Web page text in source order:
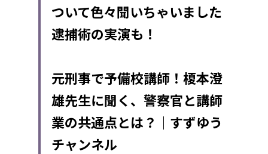
ついて色々聞いちゃいました
逮捕術の実演も！
元刑事で予備校講師！榎本澄
雄先生に聞く、警察官と講師
業の共通点とは？｜すずゆう
チャンネル